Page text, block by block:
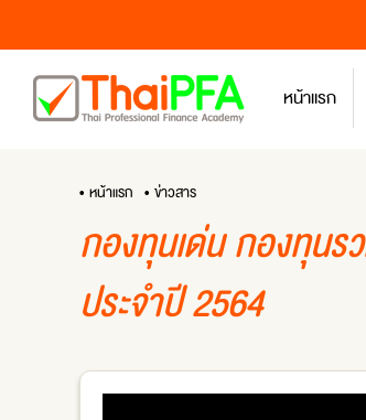
หน้าแรก
• หน้าแรก • ข่าวสาร
กองทุนเด่น กองทุน
ประจำปี 2564